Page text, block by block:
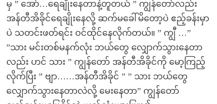
မှ ” အော်…ရေချိုးနေတာနဲ့တူတယ် ” ကျွန်တော်လည်း
အန်တီအိခိုင်ရေချိုးနေလို့ ဆက်မခေါ်မိတော့ပဲ ဧည့်ခန်းမှာ
ပဲ သတင်းဖတ်ရင်း ဝင်ထိုင်နေလိုက်တယ်။ ” ကျွီ …”
”သား မင်းတစ်မနက်လုံး ဘယ်တွေ လျှောက်သွားနေတာ
လည်း ဟင် သား ” ကျွန်တော် အန်တီအိခိုင်ကို မော့ကြည့်
လိုက်ပြီး ” ဗျာ……အန်တီအိခိုင် ” ” သား ဘယ်တွေ
လျှောက်သွားနေတာလဲလို့ မေးနေတာ” ကျွန်တော်